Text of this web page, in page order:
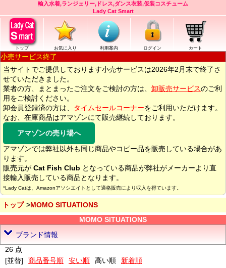
輸入水着,ランジェリー,ドレス,ダンス衣装,仮装コスチューム
Lady Cat Smart
トップ お気に入り 利用案内 ログイン カート
小売サービス終了
当サイトでご提供しております小売サービスは2026年2月末で終了さ
せていただきました。
業者の方、まとまったご注文をご検討の方は、 卸販売サービスのご利
用をご検討ください。
卸会員登録済の方は、
タイムセールコーナーをご利用いただけます。
なお、在庫商品はアマゾンにて販売継続しております。
アマゾンの売り場へ
アマゾンでは弊社以外も同じ商品やコピー品を販売している場合があ
ります。
販売元が Cat Fish Club となっている商品が弊社がメーカーより直
接輸入販売している商品となります。
*Lady Catは、Amazonアソシエイトとして適格販売により収入を得ています。
トップ
MOMO SITUATIONS
MOMO SITUATIONS
ブランド情報
26 点
[並替]
商品番号順 安い順 高い順
新着順